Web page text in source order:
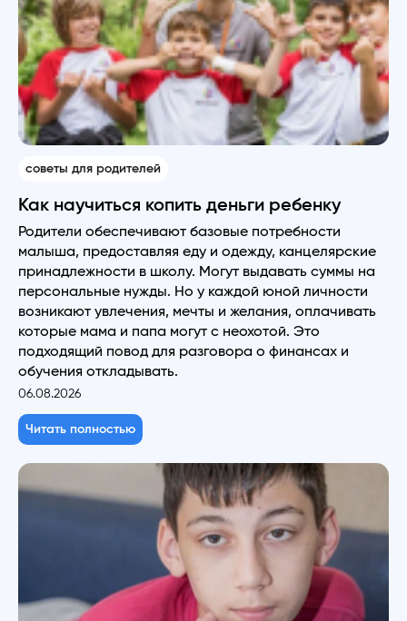
советы для родителей
Как научиться копить деньги ребенку
Родители обеспечивают базовые потребности
малыша, предоставляя еду и одежду, канцелярские
принадлежности в школу. Могут выдавать суммы на
персональные нужды. Но у каждой юной личности
возникают увлечения, мечты и желания, оплачивать
которые мама и папа могут с неохотой. Это
подходящий повод для разговора о финансах и
обучения откладывать.
06.08.2026
Читать полностью